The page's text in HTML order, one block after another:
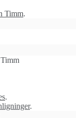
Timm.
.
.